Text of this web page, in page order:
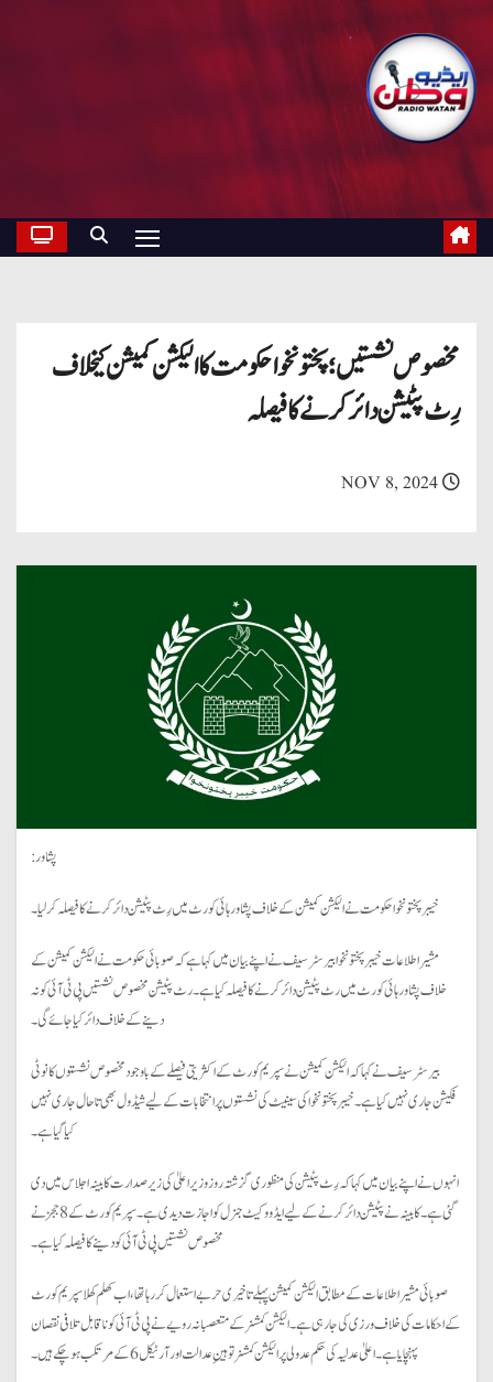
مخصوص نشستیں؛ پختونخوا حکومت کا الیکشن کمیشن کیخلاف
رِٹ پٹیشن دائر کرنے کافیصلہ
NOV 8, 2024
پشاور:
خیبر پختونخوا حکومت نے الیکشن کمیشن کے خلاف پشاور ہائی کورٹ میں رِٹ پٹیشن دائر کرنے کا فیصلہ کرلیا۔
مشیر اطلاعات خیبر پختونخوا بیرسٹر سیف نے اپنے بیان میں کہا ہے کہ صوبائی حکومت نے الیکشن کمیشن کے
خلاف پشاور ہائی کورٹ میں رٹ پٹیشن دائر کرنے کا فیصلہ کیا ہے۔ رٹ پٹیشن مخصوص نشستیں پی ٹی آئی کو نہ
دینے کے خلاف دائر کیا جائے گی۔
بیرسٹر سیف نے کہا کہ الیکشن کمیشن نے سپریم کورٹ کے اکثریتی فیصلے کے باوجود مخصوص نشستوں کا نوٹی
فکیشن جاری نہیں کیا ہے۔ خیبر پختونخوا کی سینیٹ کی نشستوں پر انتخابات کے لیے شیڈول بھی تاحال جاری نہیں
کیا گیا ہے۔
انہوں نے اپنے بیان میں کہا کہ رِٹ پٹیشن کی منظوری گزشتہ روز وزیراعلیٰ کی زیرصدارت کابینہ اجلاس میں دی
گئی ہے۔ کابینہ نے پٹیشن دائر کرنے کے لیے ایڈووکیٹ جنرل کو اجازت دیدی ہے۔ سپریم کورٹ کے 8 ججز نے
مخصوص نشستیں پی ٹی آئی کو دینے کا فیصلہ کیا ہے۔
صوبائی مشیر اطلاعات کے مطابق الیکشن کمیشن پہلے تاخیری حربے استعمال کررہا تھا، اب کھلم کھلا سپریم کورٹ
کے احکامات کی خلاف ورزی کی جا رہی ہے۔ الیکشن کمشنر کے متعصبانہ رویے نے پی ٹی آئی کو ناقابل تلافی نقصان
پہنچایا ہے۔ اعلیٰ عدلیہ کی حکم عدولی پر الیکشن کمشنر توہینِ عدالت اور آرٹیکل 6 کے مرتکب ہوچکے ہیں۔